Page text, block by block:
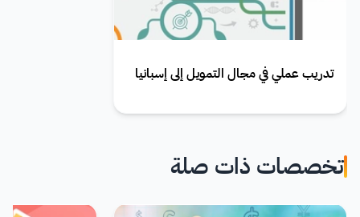
تدريب عملي في مجال التمويل إلى إسبانيا
تخصصات ذات صلة